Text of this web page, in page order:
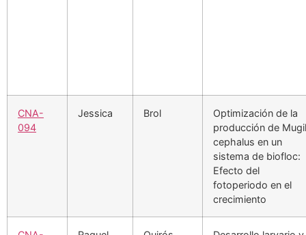
CNA-
094
Jessica Brol
Optimización de la
producción de Mugil
cephalus en un
sistema de biofloc:
Efecto del
fotoperiodo en el
crecimiento